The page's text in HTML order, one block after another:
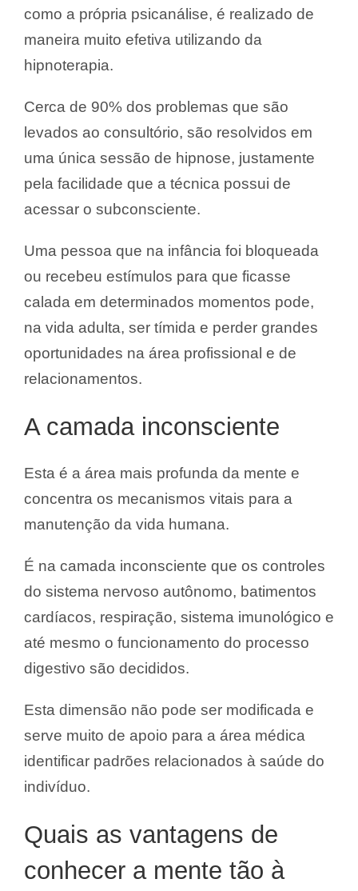
como a própria psicanálise, é realizado de
maneira muito efetiva utilizando da
hipnoterapia.
Cerca de 90% dos problemas que são
levados ao consultório, são resolvidos em
uma única sessão de hipnose, justamente
pela facilidade que a técnica possui de
acessar o subconsciente.
Uma pessoa que na infância foi bloqueada
ou recebeu estímulos para que ficasse
calada em determinados momentos pode,
na vida adulta, ser tímida e perder grandes
oportunidades na área profissional e de
relacionamentos.
A camada inconsciente
Esta é a área mais profunda da mente e
concentra os mecanismos vitais para a
manutenção da vida humana.
É na camada inconsciente que os controles
do sistema nervoso autônomo, batimentos
cardíacos, respiração, sistema imunológico e
até mesmo o funcionamento do processo
digestivo são decididos.
Esta dimensão não pode ser modificada e
serve muito de apoio para a área médica
identificar padrões relacionados à saúde do
indivíduo.
Quais as vantagens de
conhecer a mente tão à